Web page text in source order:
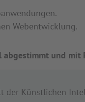
Webentwicklung.
und mit
der Künstlichen